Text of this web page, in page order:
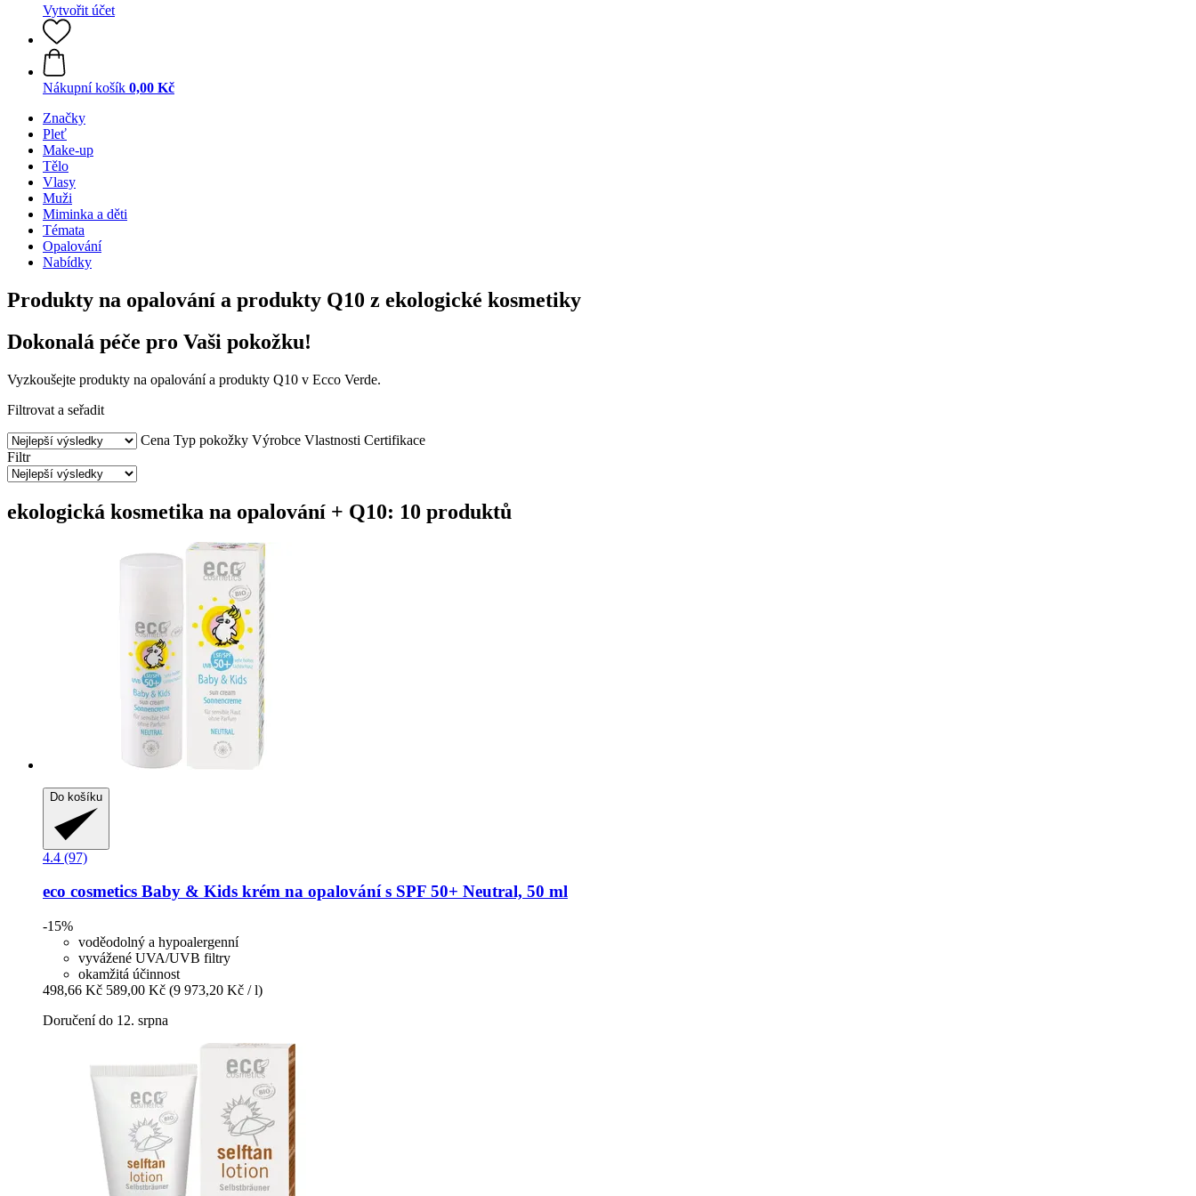
Vytvořit účet
Nákupní košík 0,00 Kč
Značky
Pleť
Make-up
Tělo
Vlasy
Muži
Miminka a děti
Témata
Opalování
Nabídky
Produkty na opalování a produkty Q10 z ekologické kosmetiky
Dokonalá péče pro Vaši pokožku!
Vyzkoušejte produkty na opalování a produkty Q10 v Ecco Verde.
Filtrovat a seřadit
Cena Typ pokožky Výrobce Vlastnosti Certifikace
Filtr
ekologická kosmetika na opalování + Q10: 10 produktů
Do košíku
4.4 (97)
eco cosmetics Baby & Kids krém na opalování s SPF 50+ Neutral, 50 ml
-15%
voděodolný a hypoalergenní
vyvážené UVA/UVB filtry
okamžitá účinnost
498,66 Kč 589,00 Kč (9 973,20 Kč / l)
Doručení do 12. srpna